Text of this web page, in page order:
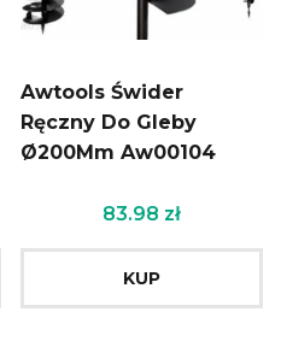
Awtools Świder
Ręczny Do Gleby
Ø200Mm Aw00104
83.98 zł
KUP